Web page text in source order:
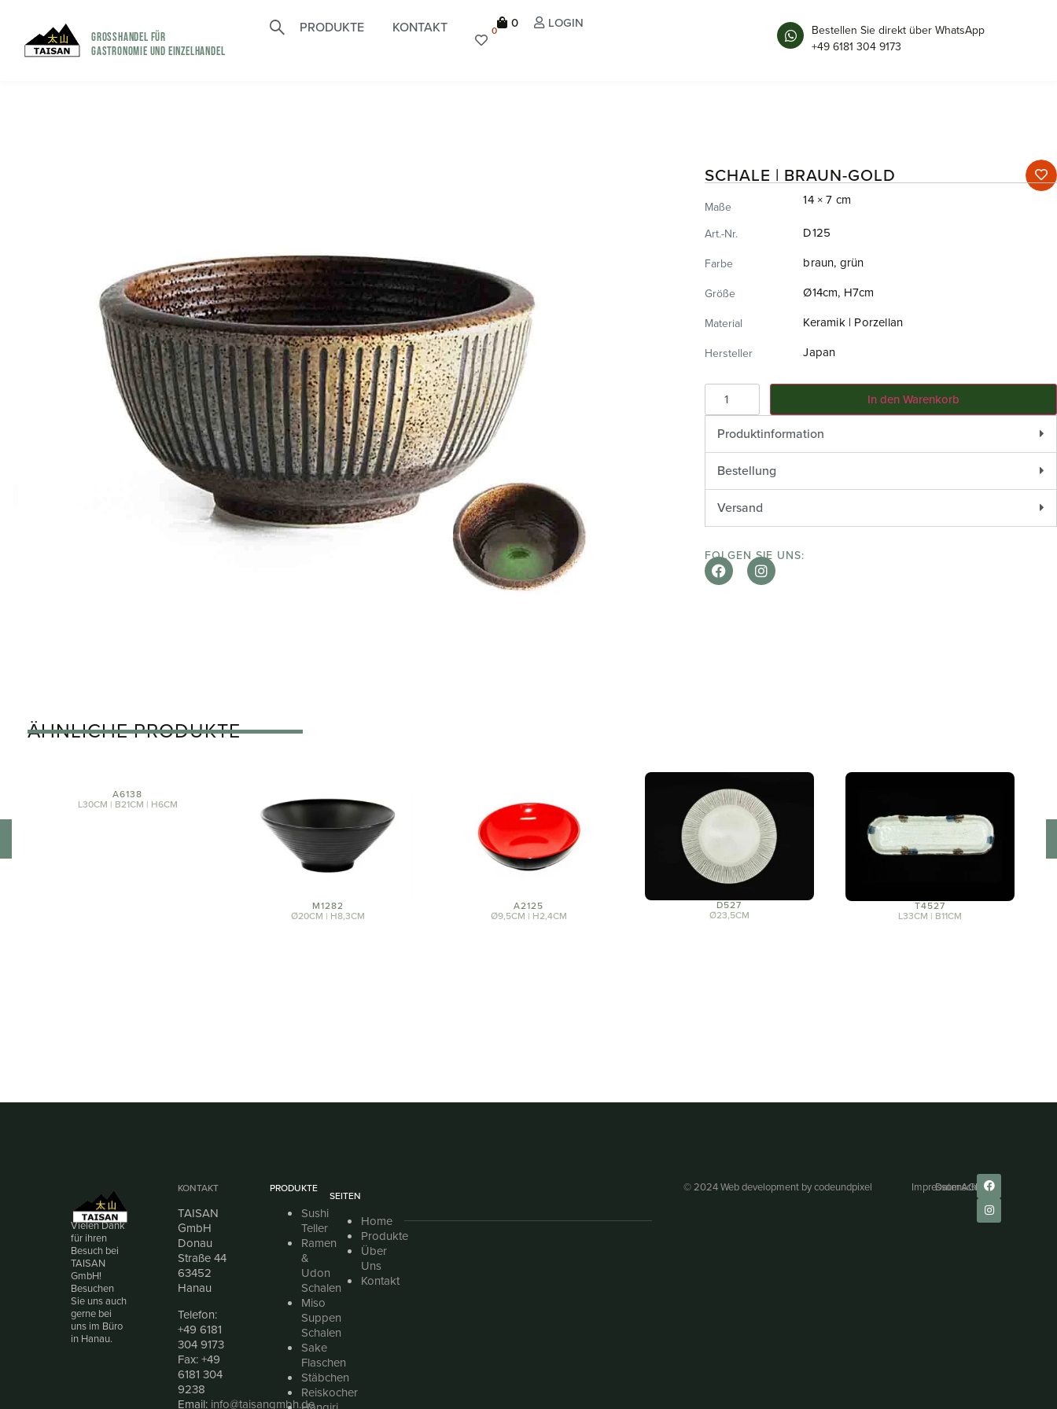
GROSSHANDEL FÜR
GASTRONOMIE UND EINZELHANDEL
PRODUKTE KONTAKT 0 0 LOGIN
Bestellen Sie direkt über WhatsApp
+49 6181 304 9173
SCHALE | BRAUN-GOLD
Maße 14 × 7 cm
Art.-Nr. D125
Farbe braun, grün
Größe Ø14cm, H7cm
Material Keramik | Porzellan
Hersteller Japan
In den Warenkorb
Produktinformation
Bestellung
Versand
FOLGEN SIE UNS:
ÄHNLICHE PRODUKTE
A6138
L30CM | B21CM | H6CM
M1282
Ø20CM | H8,3CM
A2125
Ø9,5CM | H2,4CM
D527
Ø23,5CM
T4527
L33CM | B11CM
Vielen Dank
für ihren
Besuch bei
TAISAN
GmbH!
Besuchen
Sie uns auch
gerne bei
uns im Büro
in Hanau.
KONTAKT
TAISAN
GmbH
Donau
Straße 44
63452
Hanau
Telefon:
+49 6181
304 9173
Fax: +49
6181 304
9238
Email: info@taisangmbh.de
PRODUKTE
Sushi
Teller
Ramen
&
Udon
Schalen
Miso
Suppen
Schalen
Sake
Flaschen
Stäbchen
Reiskocher
SEITEN
Home
Produkte
Über
Uns
Kontakt
© 2024 Web development bycodeundpixel ImpressumDatenschutz
AGB